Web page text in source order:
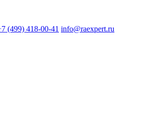
(499) 418-00-41 info@raexpert.ru